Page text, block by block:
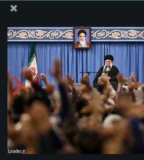
Ali Rəhbər 1356-cı il 29 bəhmən
münasibətilə Təbriz əhalisi ilə